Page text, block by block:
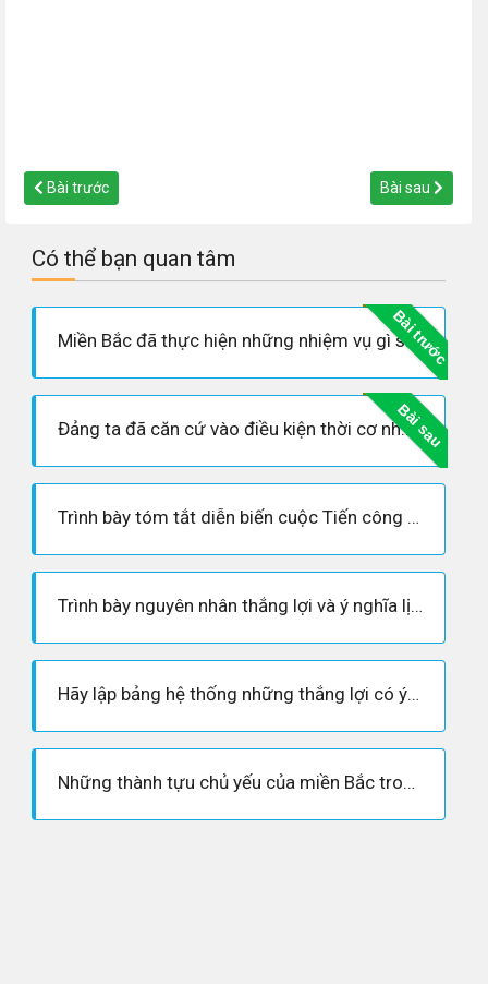
Bài trước Bài sau
Có thể bạn quan tâm
Bài trước
Miền Bắc đã thực hiện những nhiệm vụ gì sau khi Hiệp định Pari năm 1973 về Việt Nam được kí kết ? Nêu kết quả và ý nghĩa.
Bài sau
Đảng ta đã căn cứ vào điều kiện thời cơ như thế nào để đề ra kế hoạch giải phóng hoàn toàn miền Nam? Nội dung kế hoạch đó là gì?
Trình bày tóm tắt diễn biến cuộc Tiến công và nổi dậy Xuân 1975
Trình bày nguyên nhân thắng lợi và ý nghĩa lịch sử của cuộc kháng chiến chống Mĩ, cứu nước (1954-1975)
Hãy lập bảng hệ thống những thắng lợi có ý nghĩa chiến lược của quân dân ta ở hai miền Nam - Bắc trên các mặt trận quân sự, chính trị, ngoại giao trong kháng chiến chống Mĩ, cứu nước (1954 - 1975)
Những thành tựu chủ yếu của miền Bắc trong sản xuất, chiến đấu chống chiến tranh phá hoại của Mĩ và trong việc thực hiện nghĩa vụ hậu phương kháng chiến chống Mĩ, cứu nước (1954-1975)